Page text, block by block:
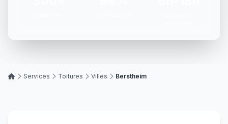
Services Toitures Villes Berstheim